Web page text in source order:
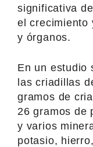
significativa
el crecimiento
y órganos.
En un estudio
las criadillas
gramos de
26 gramos de
y varios
potasio,